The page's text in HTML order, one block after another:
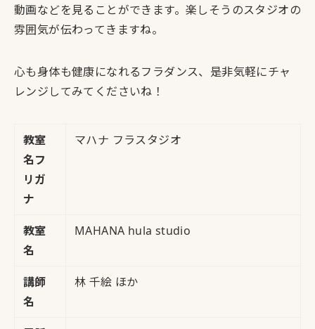
動画などを見ることができます。楽しそうのスタジオの
雰囲気が伝わってきますね。
心も身体も健康になれるフラダンス、是非気軽にチャ
レンジしてみてくださいね！
教室
名フ
リガ
ナ
マハナ フラスタジオ
教室
名
MAHANA hula studio
講師
名
林 千絵 ほか